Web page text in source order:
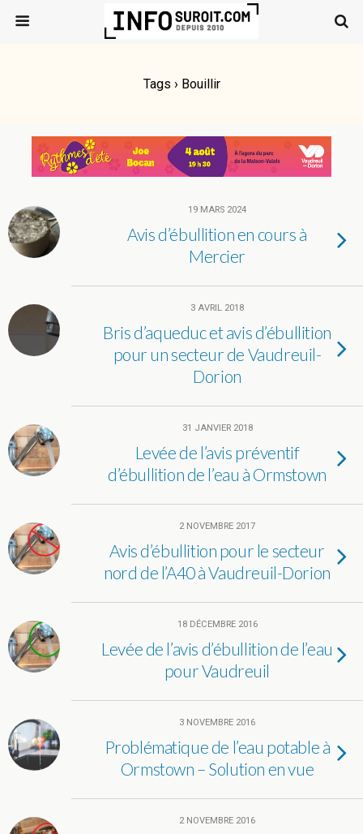
Tags › Bouillir
19 MARS 2024
Avis d’ébullition en cours à
Mercier
3 AVRIL 2018
Bris d’aqueduc et avis d’ébullition
pour un secteur de Vaudreuil-
Dorion
31 JANVIER 2018
Levée de l’avis préventif
d’ébullition de l’eau à Ormstown
2 NOVEMBRE 2017
Avis d’ébullition pour le secteur
nord de l’A40 à Vaudreuil-Dorion
18 DÉCEMBRE 2016
Levée de l’avis d’ébullition de l’eau
pour Vaudreuil
3 NOVEMBRE 2016
Problématique de l’eau potable à
Ormstown – Solution en vue
2 NOVEMBRE 2016